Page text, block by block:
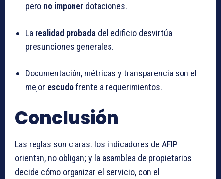
pero no imponer dotaciones.
La realidad probada del edificio desvirtúa
presunciones generales.
Documentación, métricas y transparencia son el
mejor escudofrente a requerimientos.
Conclusión
Las reglas son claras: los indicadores de AFIP
orientan, no obligan; y la asamblea de propietarios
decide cómo organizar el servicio, con el